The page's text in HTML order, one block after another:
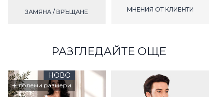
ЗАМЯНА / ВРЪЩАНЕ МНЕНИЯ ОТ КЛИЕНТИ
РАЗГЛЕДАЙТЕ ОЩЕ
НОВО
+ големи размери